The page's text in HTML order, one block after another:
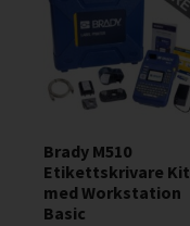
Brady M510
Etikettskrivare Kit
med Workstation
Basic